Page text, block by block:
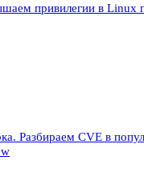
привилегии в Linux
Разбираем CVE в